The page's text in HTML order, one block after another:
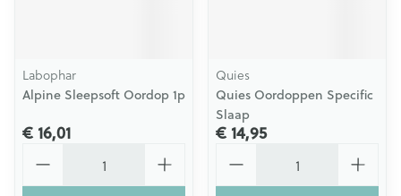
Labophar
Alpine Sleepsoft Oordop 1p
€ 16,01
Quies
Quies Oordoppen Specific
Slaap
€ 14,95